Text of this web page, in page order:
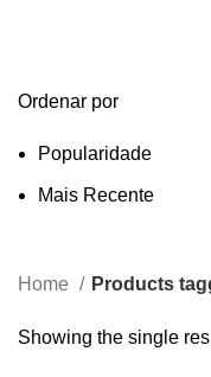
Ordenar por
Popularidade
Mais Recente
Home Products
Showing the single